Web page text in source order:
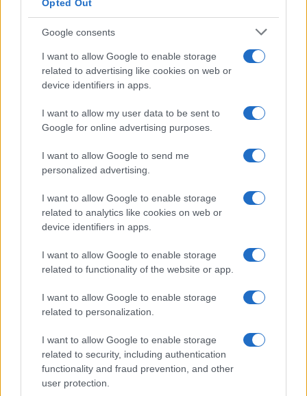
Opted Out
Google consents
I want to allow Google to enable storage
related to advertising like cookies on web or
device identifiers in apps.
I want to allow my user data to be sent to
Google for online advertising purposes.
I want to allow Google to send me
personalized advertising.
I want to allow Google to enable storage
related to analytics like cookies on web or
device identifiers in apps.
I want to allow Google to enable storage
related to functionality of the website or app.
I want to allow Google to enable storage
related to personalization.
I want to allow Google to enable storage
related to security, including authentication
functionality and fraud prevention, and other
user protection.
CHI SIAMO CONTATTI PUBBLICITÀ LAVORA CON NOI
OTTO CHANNEL